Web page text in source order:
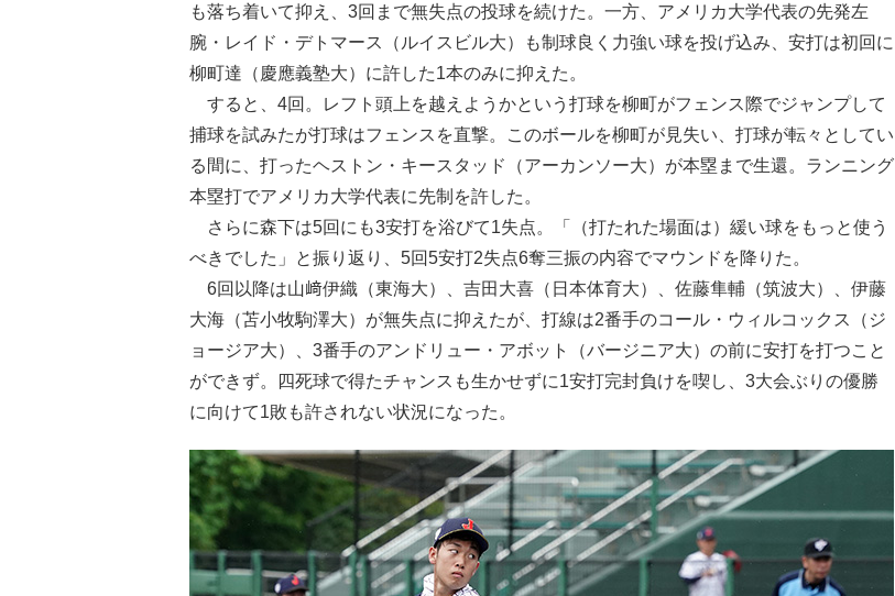
も落ち着いて抑え、3回まで無失点の投球を続けた。一方、アメリカ大学代表の先発左
腕・レイド・デトマース（ルイスビル大）も制球良く力強い球を投げ込み、安打は初回に
柳町達（慶應義塾大）に許した1本のみに抑えた。
すると、4回。レフト頭上を越えようかという打球を柳町がフェンス際でジャンプして
捕球を試みたが打球はフェンスを直撃。このボールを柳町が見失い、打球が転々としてい
る間に、打ったヘストン・キースタッド（アーカンソー大）が本塁まで生還。ランニング
本塁打でアメリカ大学代表に先制を許した。
さらに森下は5回にも3安打を浴びて1失点。「（打たれた場面は）緩い球をもっと使う
べきでした」と振り返り、5回5安打2失点6奪三振の内容でマウンドを降りた。
6回以降は山﨑伊織（東海大）、吉田大喜（日本体育大）、佐藤隼輔（筑波大）、伊藤
大海（苫小牧駒澤大）が無失点に抑えたが、打線は2番手のコール・ウィルコックス（ジ
ョージア大）、3番手のアンドリュー・アボット（バージニア大）の前に安打を打つこと
ができず。四死球で得たチャンスも生かせずに1安打完封負けを喫し、3大会ぶりの優勝
に向けて1敗も許されない状況になった。